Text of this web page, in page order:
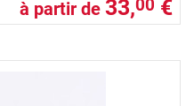
à partir de 33,00 €